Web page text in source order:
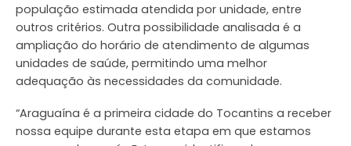
população estimada atendida por unidade, entre
outros critérios. Outra possibilidade analisada é a
ampliação do horário de atendimento de algumas
unidades de saúde, permitindo uma melhor
adequação às necessidades da comunidade.
“Araguaína é a primeira cidade do Tocantins a receber
nossa equipe durante esta etapa em que estamos